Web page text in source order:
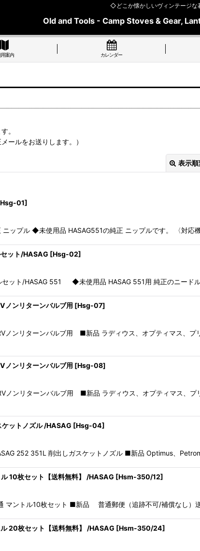
◇どこか懐かしいヴィンテージ
Old and Tools - Camp Stoves & Gear,
用案内 カレンダー
。
ールをお送りします。）
表示
絞り込む
Hsg-01]
ップル ◆未使用品 HASAG551の純正 ニップルです。 〈対応
ット/HASAG [Hsg-02]
セット/HASAG 551 ◆未使用品 HASAG 551用 純正のニード
ノンリターンバルブ用 [Hsg-07]
ノンリターンバルブ用 ■新品 ラディウス、オプティマス、
ノンリターンバルブ用 [Hsg-08]
ノンリターンバルブ用 ■新品 ラディウス、オプティマス、
ットノズル /HASAG [Hsg-04]
252 351L 削出しガスケットノズル ■新品 Optimus、
10枚セット【送料無料】 /HASAG [Hsm-350/12]
マントル10枚セット ■新品 普通郵便（追跡不可/補償なし
20枚セット【送料無料】 /HASAG [Hsm-350/24]